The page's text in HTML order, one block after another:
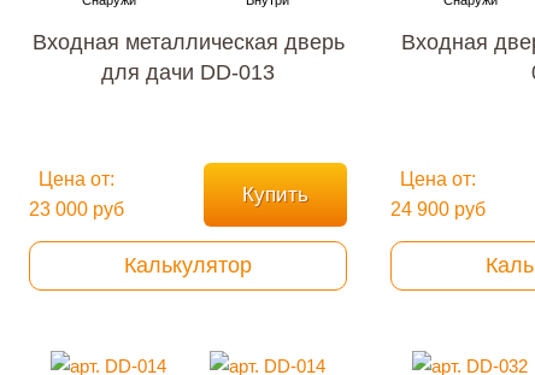
Входная металлическая дверь
для дачи DD-013
Цена от:
23 000 руб
Купить
Калькулятор
Входная
Цена от:
24 900 руб